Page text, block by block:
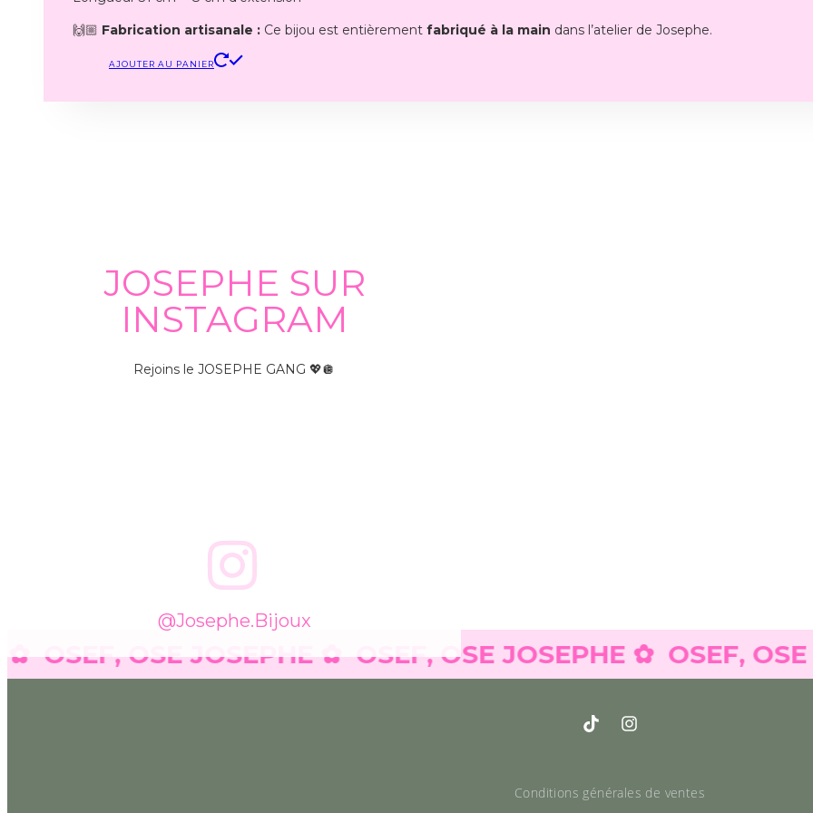
🙌🏼 Fabrication artisanale : Ce bijou est entièrement fabriqué à la main dans l’atelier de Josephe.
AJOUTER AU PANIER
JOSEPHE SUR
INSTAGRAM
Rejoins le JOSEPHE GANG 💖🪩
@josephe.bijoux
OSE JOSEPHE ✿ OSEF, OSE JOSEPHE ✿ OSEF, OSE
Conditions générales de ventes